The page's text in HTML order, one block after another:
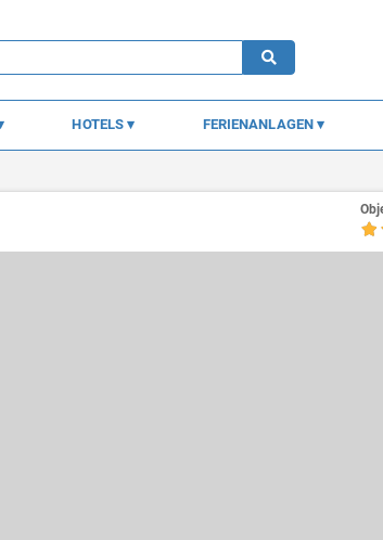
HOTELS FERIENANLAGEN